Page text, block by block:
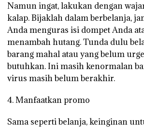
Namun ingat, lakukan dengan
kalap. Bijaklah dalam berbelanja,
Anda menguras isi dompet Anda
menambah hutang. Tunda dulu
barang mahal atau yang belum
butuhkan. Ini masih kenormalan
virus masih belum berakhir.
4. Manfaatkan promo
Sama seperti belanja, keinginan